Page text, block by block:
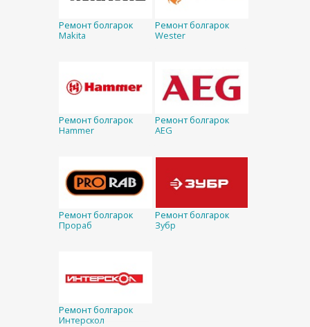
Ремонт болгарок
Makita
Ремонт болгарок
Wester
Ремонт болгарок
Hammer
Ремонт болгарок
AEG
Ремонт болгарок
Прораб
Ремонт болгарок
Зубр
Ремонт болгарок
Интерскол